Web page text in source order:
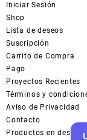
Iniciar Sesión
Shop
Lista de deseos
Suscripción
Carrito de Compra
Pago
Proyectos Recientes
Términos y
Aviso de Privacidad
Contacto
Productos en